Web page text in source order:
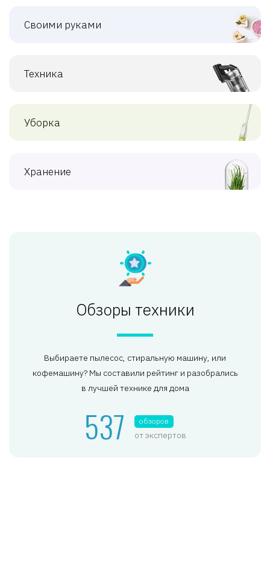
Своими руками
Техника
Уборка
Хранение
Обзоры техники
Выбираете пылесос, стиральную машину, или
кофемашину? Мы составили рейтинг и разобрались
в лучшей технике для дома
537 обзоров
от экспертов